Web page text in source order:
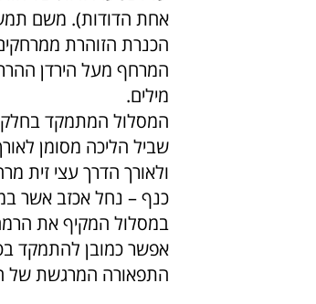
אחת הדודות). משם
הכנרת הזוהרת
המרחף מעל הירדן
מילים.
המסלול המתמקד בחלק
שביל הליכה מסומן
ולאורך הדרך עצי זית
כנף – נחל אכזב אשר
במסלול המקיף את
אפשר כמובן להתמקד
התפאורה המרגשת של